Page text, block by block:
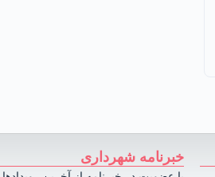
خبرنامه شهرداری